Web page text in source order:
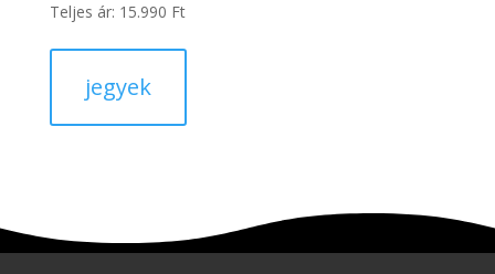
Teljes ár: 15.990 Ft
jegyek